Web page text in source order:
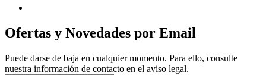
Ofertas y Novedades por Email
Puede darse de baja en cualquier momento. Para ello, consulte
nuestra información de contacto en el aviso legal.